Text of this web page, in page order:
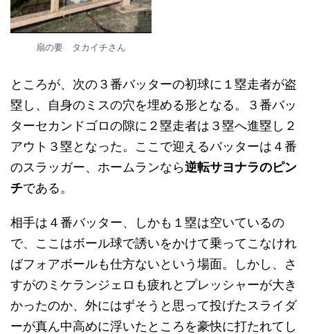
扇の要 タカイチさん
ところが、次の３番バッターの初球に１塁走者が盗
塁し、自身のミスの穴を埋める形となる。３番バッ
ターセカンドゴロの隙に２塁走者は３塁へ進塁し２
アウト３塁となった。ここで迎えるバッターは４番
のスラッガー、ホームランなら逆転サヨナラのピン
チである。
相手は４番バッター、しかも１塁は空いているの
で、ここはボール球で誘いをかけて乗ってこなけれ
ばフォアボールも仕方ないという場面。しかし、さ
すがのミケランジェロも疲れとプレッシャーが大き
かったのか、外にはずそうと思って投げたスライダ
ーが真ん中高めに浮いたところを豪快に打たれてし